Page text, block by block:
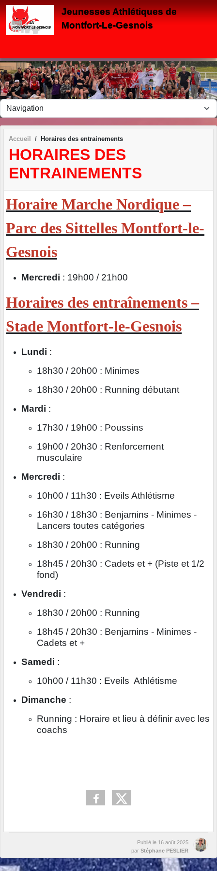
Jeunesses Athlétiques de
Montfort-Le-Gesnois
Accueil Horaires des entrainements
HORAIRES DES
ENTRAINEMENTS
Horaire Marche Nordique –
Parc des Sittelles Montfort-le-
Gesnois
Mercredi : 19h00 / 21h00
Horaires des entraînements –
Stade Montfort-le-Gesnois
Lundi :
18h30 / 20h00 : Minimes
18h30 / 20h00 : Running débutant
Mardi :
17h30 / 19h00 : Poussins
19h00 / 20h30 : Renforcement
musculaire
Mercredi :
10h00 / 11h30 : Eveils Athlétisme
16h30 / 18h30 : Benjamins - Minimes -
Lancers toutes catégories
18h30 / 20h00 : Running
18h45 / 20h30 : Cadets et + (Piste et 1/2
fond)
Vendredi :
18h30 / 20h00 : Running
18h45 / 20h30 : Benjamins - Minimes -
Cadets et +
Samedi :
10h00 / 11h30 : Eveils Athlétisme
Dimanche :
Running : Horaire et lieu à définir avec les
coachs
Publié le 16 août 2025
par Stéphane PESLIER
Panneau de gestion des cookies